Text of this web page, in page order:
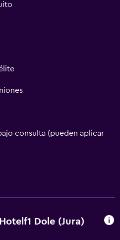
consulta (pueden aplicar
baja
Dole (Jura)